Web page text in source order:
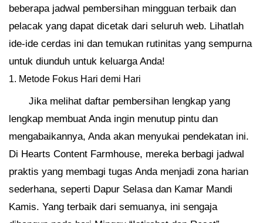
beberapa jadwal pembersihan mingguan terbaik dan
pelacak yang dapat dicetak dari seluruh web. Lihatlah
ide-ide cerdas ini dan temukan rutinitas yang sempurna
untuk diunduh untuk keluarga Anda!
1. Metode Fokus Hari demi Hari
Jika melihat daftar pembersihan lengkap yang
lengkap membuat Anda ingin menutup pintu dan
mengabaikannya, Anda akan menyukai pendekatan ini.
Di Hearts Content Farmhouse, mereka berbagi jadwal
praktis yang membagi tugas Anda menjadi zona harian
sederhana, seperti Dapur Selasa dan Kamar Mandi
Kamis. Yang terbaik dari semuanya, ini sengaja